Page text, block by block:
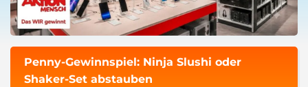
Penny-Gewinnspiel: Ninja Slushi oder
Shaker-Set abstauben